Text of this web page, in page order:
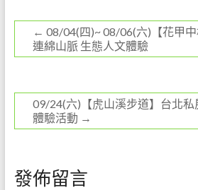
← 08/04(四)~ 08/06(六)【花甲
連綿山脈 生態人文體驗
09/24(六)【虎山溪步道】台北私
體驗活動 →
發佈留言